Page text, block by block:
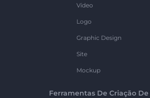
Vídeo
Logo
Graphic Design
Site
Mockup
Ferramentas De Criação